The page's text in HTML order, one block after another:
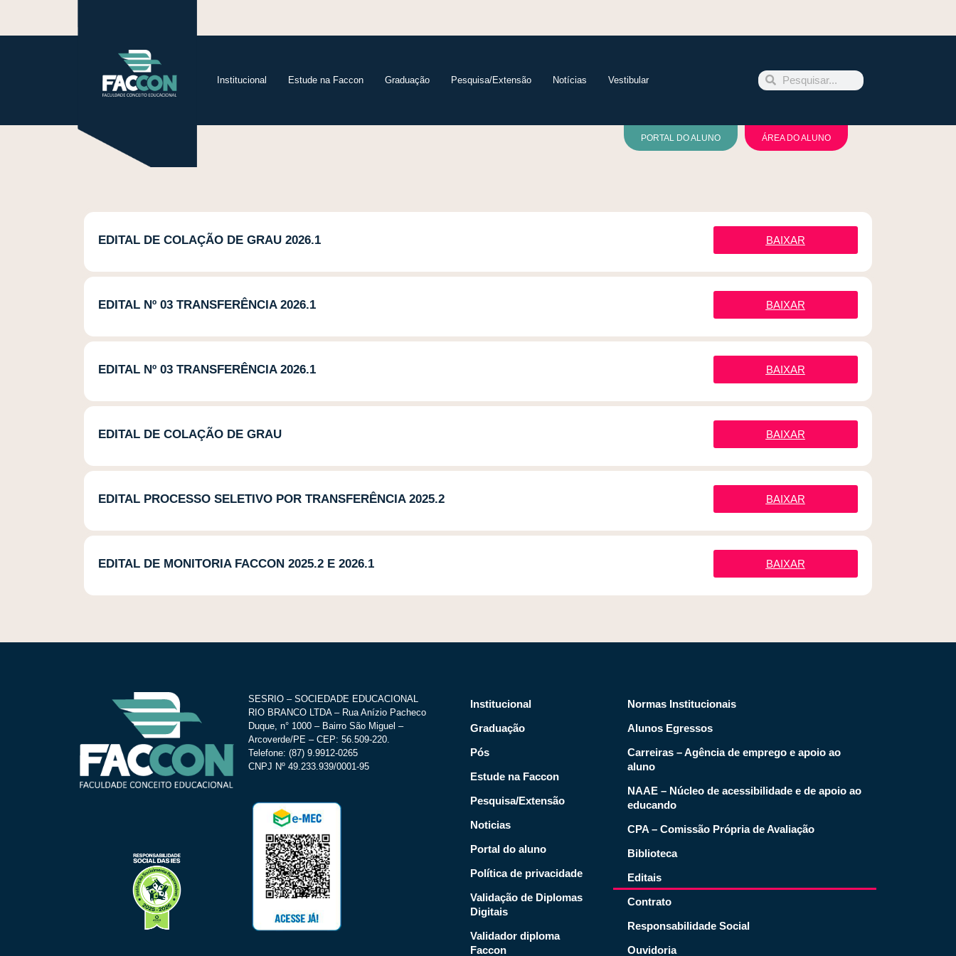
Institucional Estude na Faccon Graduação Pesquisa/Extensão Notícias Vestibular
PORTAL DO ALUNO ÁREA DO ALUNO
EDITAL DE COLAÇÃO DE GRAU 2026.1 BAIXAR
EDITAL Nº 03 TRANSFERÊNCIA 2026.1 BAIXAR
EDITAL Nº 03 TRANSFERÊNCIA 2026.1 BAIXAR
EDITAL DE COLAÇÃO DE GRAU BAIXAR
EDITAL PROCESSO SELETIVO POR TRANSFERÊNCIA 2025.2 BAIXAR
EDITAL DE MONITORIA FACCON 2025.2 E 2026.1 BAIXAR
SESRIO – SOCIEDADE EDUCACIONAL
RIO BRANCO LTDA – Rua Anízio Pacheco
Duque, n° 1000 – Bairro São Miguel –
Arcoverde/PE – CEP: 56.509-220.
Telefone: (87) 9.9912-0265
CNPJ Nº 49.233.939/0001-95
Institucional
Graduação
Pós
Estude na Faccon
Pesquisa/Extensão
Noticias
Portal do aluno
Política de privacidade
Validação de Diplomas
Digitais
Validador diploma
Faccon
Normas Institucionais
Alunos Egressos
Carreiras – Agência de emprego e apoio ao
aluno
NAAE – Núcleo de acessibilidade e de apoio ao
educando
CPA – Comissão Própria de Avaliação
Biblioteca
Editais
Contrato
Responsabilidade Social
Ouvidoria